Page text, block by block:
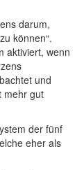
darum,
können“.
aktiviert, wenn
und
mehr gut
der fünf
eher als